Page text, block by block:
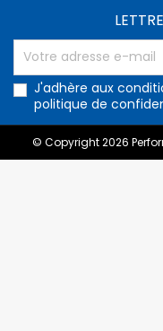
J'adhère aux
politique de
© Copyright 2026